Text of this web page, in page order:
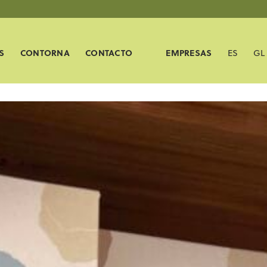
CONTORNA CONTACTO EMPRESAS ES GL